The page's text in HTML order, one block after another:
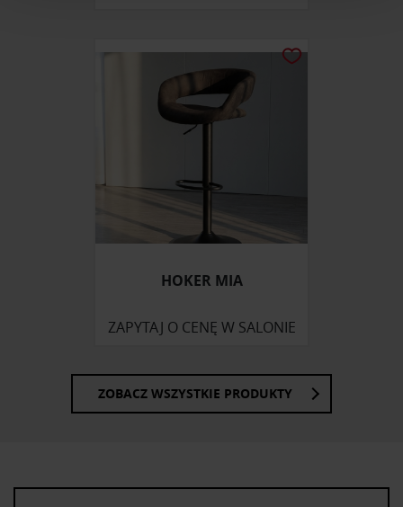
korzystasz z naszej witryny, udostępniamy partnerom
społecznościowym, reklamowym i analitycznym.
Partnerzy mogą połączyć te informacje z innymi danymi
otrzymanymi od Ciebie lub uzyskanymi podczas
HOKER MIA
ZAPYTAJ O CENĘ W SALONIE
ZOBACZ WSZYSTKIE PRODUKTY